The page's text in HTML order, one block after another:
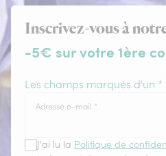
Inscrivez-vous à
-5€ sur votre 1ère
Les champs marqués d'un
Adresse e-mail *
J'ai lu la Politique de